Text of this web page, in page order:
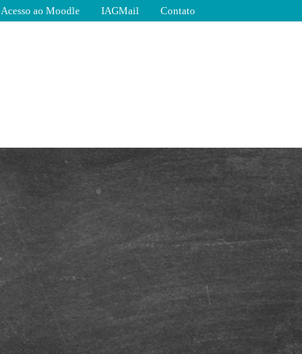
Acesso ao Moodle IAGMail Contato